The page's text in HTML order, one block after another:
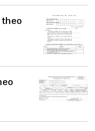
theo